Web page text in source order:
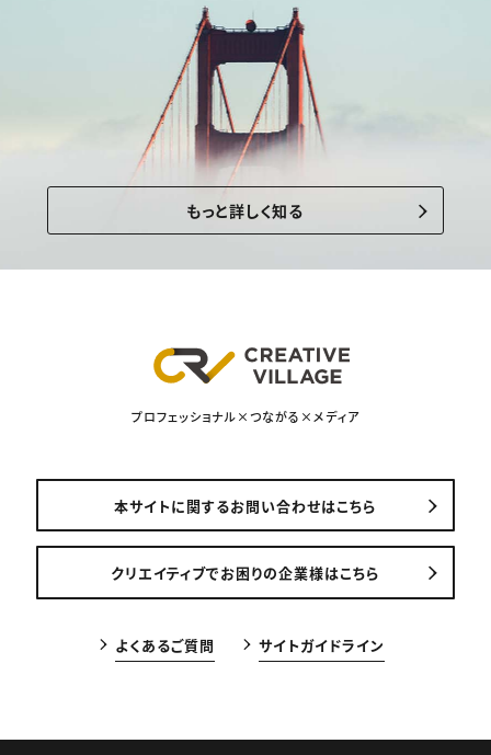
もっと詳しく知る
プロフェッショナル×つながる×メディア
本サイトに関するお問い合わせはこちら
クリエイティブでお困りの企業様はこちら
よくあるご質問 サイトガイドライン